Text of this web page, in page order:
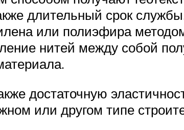
длительный срок
или полиэфира
нитей между собой
достаточную
или другом типе